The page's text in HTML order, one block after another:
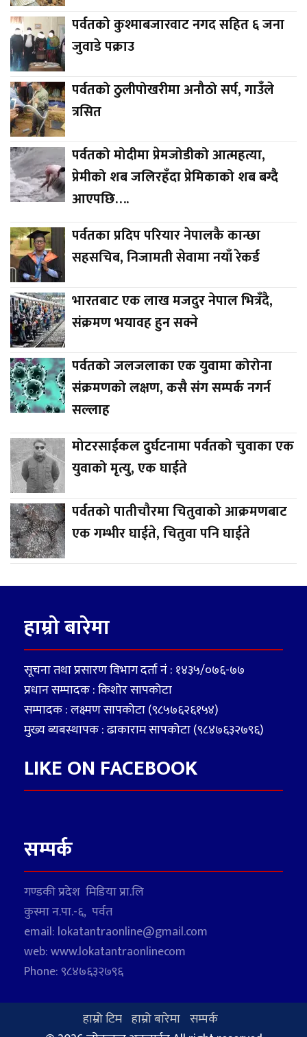
पर्वतको कुश्माबजारवाट नगद सहित ६ जना
जुवाडे पक्राउ
पर्वतको ठुलीपोखरीमा अनौठो सर्प, गाउँले
त्रसित
पर्वतको मोदीमा प्रेमजोडीको आत्महत्या,
प्रेमीको शब जलिरहँदा प्रेमिकाको शब बग्दै
आएपछि….
पर्वतका प्रदिप परियार नेपालकै कान्छा
सहसचिब, निजामती सेवामा नयाँ रेकर्ड
भारतबाट एक लाख मजदुर नेपाल भित्रँदै,
संक्रमण भयावह हुन सक्ने
पर्वतको जलजलाका एक युवामा कोरोना
संक्रमणको लक्षण, कसै संग सम्पर्क नगर्न
सल्लाह
मोटरसाईकल दुर्घटनामा पर्वतको चुवाका एक
युवाको मृत्यु, एक घाईते
पर्वतको पातीचौरमा चितुवाको आक्रमणबाट
एक गम्भीर घाईते, चितुवा पनि घाईते
हाम्रो बारेमा
सूचना तथा प्रसारण विभाग दर्ता नं : १४३५/०७६-७७
प्रधान सम्पादक : किशोर सापकोटा
सम्पादक : लक्ष्मण सापकोटा (९८५७६२६१५४)
मुख्य ब्यबस्थापक : ढाकाराम सापकोटा (९८४७६३२७९६)
LIKE ON FACEBOOK
सम्पर्क
गण्डकी प्रदेश मिडिया प्रा.लि
कुस्मा न.पा.-६, पर्वत
email: lokatantraonline@gmail.com
web: www.lokatantraonlinecom
Phone: ९८४७६३२७९६
हाम्रो टिम हाम्रो बारेमा सम्पर्क